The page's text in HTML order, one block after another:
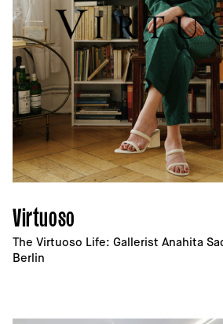
Virtuoso
The Virtuoso Life: Gallerist Anahita
Berlin